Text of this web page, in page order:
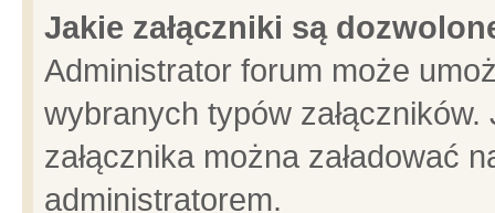
Jakie załączniki są
Administrator forum może
wybranych typów
załącznika można załadować
administratorem.